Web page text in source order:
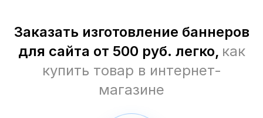
Заказать изготовление баннеров
для сайта от 500 руб. легко, как
купить товар в интернет-
магазине